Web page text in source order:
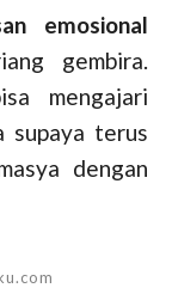
emosional
gembira.
mengajari
supaya terus
dengan